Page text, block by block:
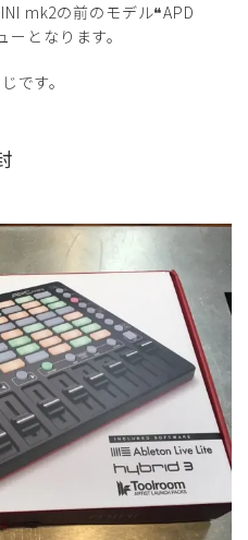
mk2の前のモデル❝APD
となります。
です。